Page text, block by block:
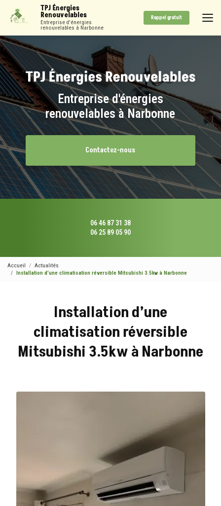
contenu
TPJ Énergies
Renouvelables
Entreprise d'énergies
renouvelables à Narbonne
Rappel gratuit
Entreprise d'énergies
renouvelables à Narbonne
Contactez-nous
06 46 87 31 38
06 25 89 05 90
Accueil
Actualités
Installation d’une climatisation réversible Mitsubishi 3.5kw à Narbonne
Installation d’une
climatisation réversible
Mitsubishi 3.5kw à Narbonne